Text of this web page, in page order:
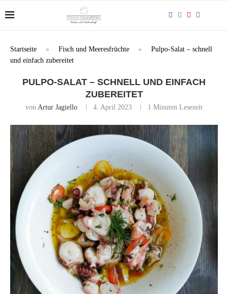
Startseite » Fisch und Meeresfrüchte »
Pulpo-Salat – schnell
und einfach zubereitet
PULPO-SALAT – SCHNELL UND EINFACH
ZUBEREITET
von Artur Jagiello 4. April 2023 1 Minuten Lesezeit